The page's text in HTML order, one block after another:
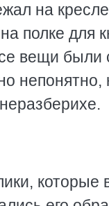
на
полке для
вещи были
непонятно,
которые